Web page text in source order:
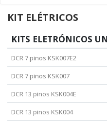
KIT ELÉTRICOS
KITS ELETRÓNICOS
DCR 7 pinos KSK007E2
DCR 7 pinos KSK007
DCR 13 pinos KSK004E
DCR 13 pinos KSK004